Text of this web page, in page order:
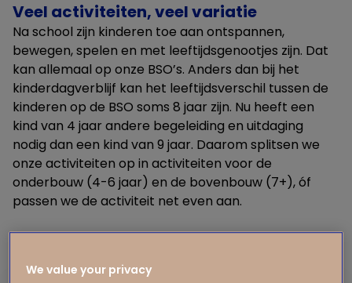
Veel activiteiten, veel variatie
Na school zijn kinderen toe aan ontspannen,
bewegen, spelen en met leeftijdsgenootjes zijn. Dat
kan allemaal op onze BSO’s. Anders dan bij het
kinderdagverblijf kan het leeftijdsverschil tussen de
kinderen op de BSO soms 8 jaar zijn. Nu heeft een
kind van 4 jaar andere begeleiding en uitdaging
nodig dan een kind van 9 jaar. Daarom splitsen we
onze activiteiten op in activiteiten voor de
onderbouw (4-6 jaar) en de bovenbouw (7+), óf
passen we de activiteit net even aan.
We value your privacy